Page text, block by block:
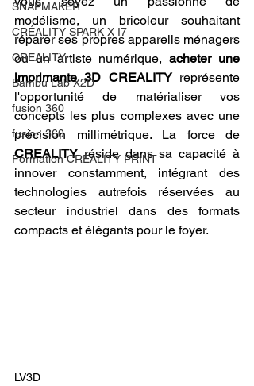
SNAPMAKER
CRÉALITY SPARK X I7
CREALITY
Bambu Lab X2D
fusion 360
fusion 360
Formation CREALITY PRINT
modélisme, un bricoleur souhaitant
réparer ses propres appareils ménagers
ou un artiste numérique, acheter une
imprimante 3D CREALITY représente
l'opportunité de matérialiser vos
concepts les plus complexes avec une
CREALITY réside dans sa capacité à
innover constamment, intégrant des
technologies autrefois réservées au
secteur industriel dans des formats
compacts et élégants pour le foyer.
LV3D